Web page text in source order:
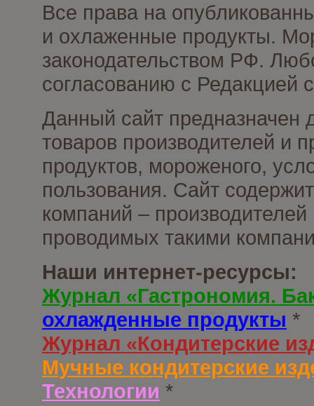
Все права на
и охлаженные продукты.
законодательством РФ.
согласованию с Редакцией
Данный сайт предназначен
товаров производителей и
продуктов, мороженого,
пользования. Сайт
компаний –
проводимых такими
Наши интернет-ресурсы:
Журнал «Гастрономия.
охлажденные продукты *
Журнал «Кондитерские
Мучные кондитерские
Технологии *